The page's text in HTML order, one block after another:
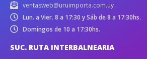
ventasweb@uruimporta.com.uy
Lun. a Vier. 8 a 17:30 y Sáb de 8 a 17:30hs.
Domingos de 10 a 17:30hs.
SUC. RUTA INTERBALNEARIA